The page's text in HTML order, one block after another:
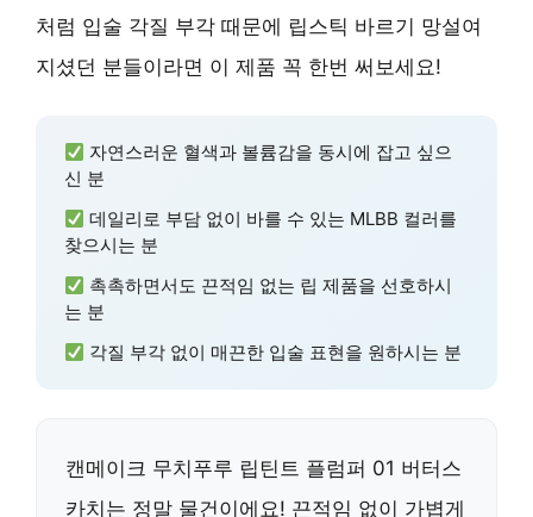
처럼 입술 각질 부각 때문에 립스틱 바르기 망설여
지셨던 분들이라면 이 제품 꼭 한번 써보세요!
자연스러운 혈색과 볼륨감을 동시에 잡고 싶으
신 분
데일리로 부담 없이 바를 수 있는 MLBB 컬러를
찾으시는 분
촉촉하면서도 끈적임 없는 립 제품을 선호하시
는 분
각질 부각 없이 매끈한 입술 표현을 원하시는 분
캔메이크 무치푸루 립틴트 플럼퍼 01 버터스
카치는 정말 물건이에요! 끈적임 없이 가볍게